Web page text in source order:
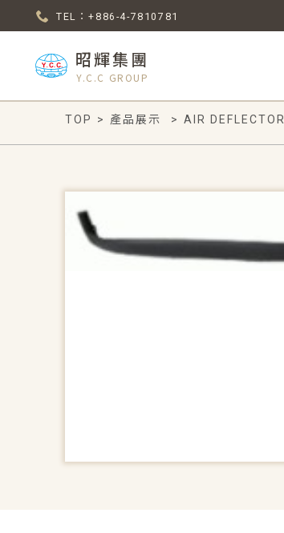
TEL：+886-4-7810781
昭輝集團
Y.C.C GROUP
TOP > 產品展示 > AIR DEFLECTOR